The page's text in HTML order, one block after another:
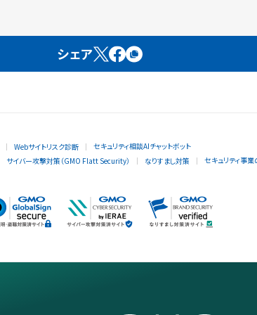
シェア
Webサイトリスク診断
セキュリティ相談AIチャットボット
サイバー攻撃対策（GMO Flatt Security） なりすまし対策 セキュリティ事